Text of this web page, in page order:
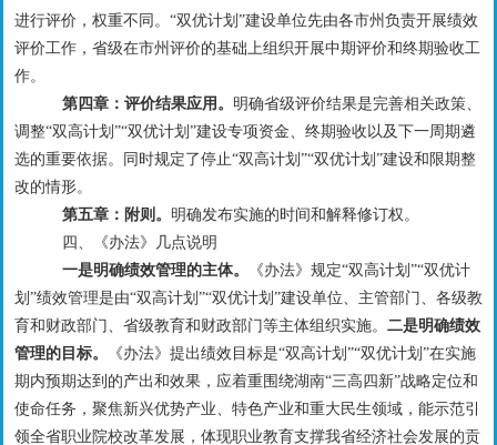
进行评价，权重不同。“双优计划”建设单位先由各市州负责开展绩效
评价工作，省级在市州评价的基础上组织开展中期评价和终期验收工
作。
第 四章： 评价结果应用 。 明确省级评价结果是完善相关政策、
调整“双高计划 ”“双优计划 ”建设专项资金、终期验收以及下一周期遴
选的重要依据。同时规定了停止“双高计划 ”“双优计划 ”建设和限期整
改的情形。
第五章：附则。 明确发布实施的时间和解释修订权。
四 、 《办法》
几点说明
一是明确绩效管理的主体。
《办法》规定“双高计划”“双优计
划”绩效管理是由“双高计划”“双优计划”建设单位、 主管部门、 各级教
育和财政部门 、 省级教育和财政部门等主体组织实施。 二是明确绩效
管理的目标。
《办法》提出绩效目标是“双高计划”“双优计划”在实施
期内预期达到的产出和效果，应着重围绕湖南“三高四新”战略定位和
使命任务，聚焦新兴优势产业、特色产业和重大民生领域，能示范引
领全省职业院校改革发展，体现职业教育支撑我省经济社会发展的贡